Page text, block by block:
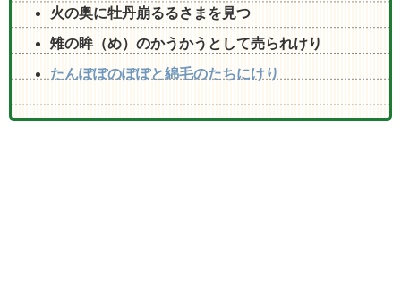
火の奥に牡丹崩るるさまを見つ
雉の眸（め）のかうかうとして売られけり
たんぽぽのぽぽと綿毛のたちにけり